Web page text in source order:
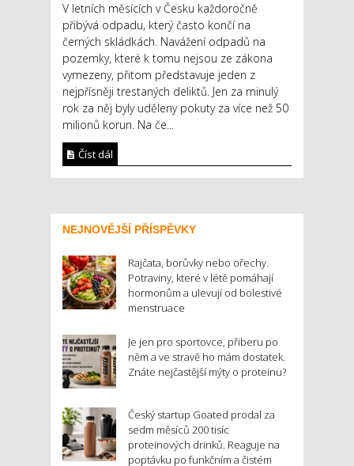
V letních měsících v Česku každoročně
přibývá odpadu, který často končí na
černých skládkách. Navážení odpadů na
pozemky, které k tomu nejsou ze zákona
vymezeny, přitom představuje jeden z
nejpřísněji trestaných deliktů. Jen za minulý
rok za něj byly uděleny pokuty za více než 50
milionů korun. Na če...
Číst dál
NEJNOVĚJŠÍ PŘÍSPĚVKY
Rajčata, borůvky nebo ořechy.
Potraviny, které v létě pomáhají
hormonům a ulevují od bolestivé
menstruace
Je jen pro sportovce, přiberu po
něm a ve stravě ho mám dostatek.
Znáte nejčastější mýty o proteinu?
Český startup Goated prodal za
sedm měsíců 200 tisíc
proteinových drinků. Reaguje na
poptávku po funkčním a čistém